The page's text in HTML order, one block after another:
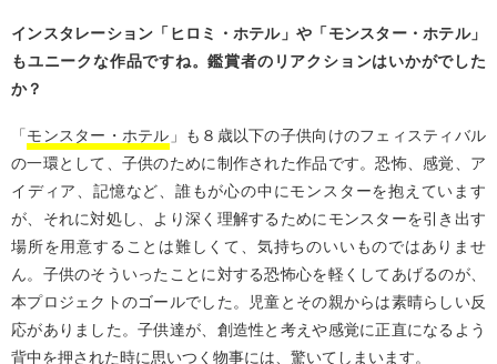
インスタレーション「ヒロミ・ホテル」や「モンスター・ホテル」
もユニークな作品ですね。鑑賞者のリアクションはいかがでした
か？
「モンスター・ホテル 」も８歳以下の子供向けのフェィスティバル
の一環として、子供のために制作された作品です。恐怖、感覚、ア
イディア、記憶など、誰もが心の中にモンスターを抱えています
が、それに対処し、より深く理解するためにモンスターを引き出す
場所を用意することは難しくて、気持ちのいいものではありませ
ん。子供のそういったことに対する恐怖心を軽くしてあげるのが、
本プロジェクトのゴールでした。児童とその親からは素晴らしい反
応がありました。子供達が、創造性と考えや感覚に正直になるよう
背中を押された時に思いつく物事には、驚いてしまいます。